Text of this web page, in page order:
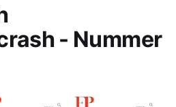
- Nummer